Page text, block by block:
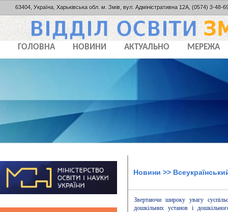
63404, Україна, Харьківська обл. м. Змів, вул. Адміністративна 12А, (0574) 3-48-
ГОЛОВНА НОВИНИ АКТУАЛЬНО МЕРЕЖА
Новини >>
Звертаючи широку увагу
дошкільних установ і